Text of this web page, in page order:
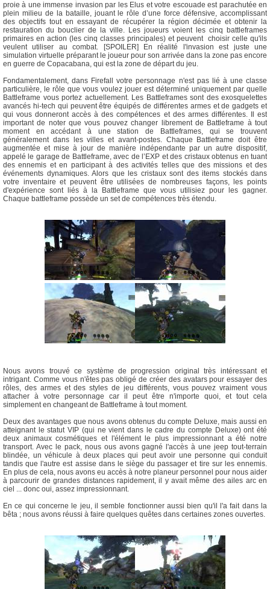
proie à une immense invasion par les Elus et votre escouade est parachutée en
plein milieu de la bataille, jouant le rôle d’une force défensive, accomplissant
des objectifs tout en essayant de récupérer la région décimée et obtenir la
restauration du bouclier de la ville. Les joueurs voient les cinq battleframes
primaires en action (les cinq classes principales) et peuvent choisir celle qu'ils
veulent utiliser au combat. [SPOILER] En réalité l'invasion est juste une
simulation virtuelle préparant le joueur pour son arrivée dans la zone pas encore
en guerre de Copacabana, qui est la zone de départ du jeu.
Fondamentalement, dans Firefall votre personnage n'est pas lié à une classe
particulière, le rôle que vous voulez jouer est déterminé uniquement par quelle
Battleframe vous portez actuellement. Les Battleframes sont des exosquelettes
avancés hi-tech qui peuvent être équipés de différentes armes et de gadgets et
qui vous donneront accès à des compétences et des armes différentes. Il est
important de noter que vous pouvez changer librement de Battleframe à tout
moment en accédant à une station de Battleframes, qui se trouvent
généralement dans les villes et avant-postes. Chaque Battleframe doit être
augmentée et mise à jour de manière indépendante par un autre dispositif,
appelé le garage de Battleframe, avec de l’EXP et des cristaux obtenus en tuant
des ennemis et en participant à des activités telles que des missions et des
événements dynamiques. Alors que les cristaux sont des items stockés dans
votre inventaire et peuvent être utilisées de nombreuses façons, les points
d'expérience sont liés à la Battleframe que vous utilisiez pour les gagner.
Chaque battleframe possède un set de compétences très étendu.
Nous avons trouvé ce système de progression original très intéressant et
intrigant. Comme vous n'êtes pas obligé de créer des avatars pour essayer des
rôles, des armes et des styles de jeu différents, vous pouvez vraiment vous
attacher à votre personnage car il peut être n'importe quoi, et tout cela
simplement en changeant de Battleframe à tout moment.
Deux des avantages que nous avons obtenus du compte Deluxe, mais aussi en
atteignant le statut VIP (qui ne vient dans le cadre du compte Deluxe) ont été
deux animaux cosmétiques et l'élément le plus impressionnant a été notre
transport. Avec le pack, nous ous avons gagné l'accès à une jeep tout-terrain
blindée, un véhicule à deux places qui peut avoir une personne qui conduit
tandis que l'autre est assise dans le siège du passager et tire sur les ennemis.
En plus de cela, nous avons eu accès à notre planeur personnel pour nous aider
à parcourir de grandes distances rapidement, il y avait même des ailes arc en
ciel ... donc oui, assez impressionnant.
En ce qui concerne le jeu, il semble fonctionner aussi bien qu'il l'a fait dans la
bêta ; nous avons réussi à faire quelques quêtes dans certaines zones ouvertes.